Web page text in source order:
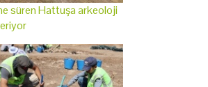
süren Hattuşa arkeoloji